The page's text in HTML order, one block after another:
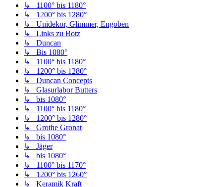
↳ 1100° bis 1180°
↳ 1200° bis 1280°
↳ Unidekor, Glimmer, Engoben
↳ Links zu Botz
↳ Duncan
↳ Bis 1080°
↳ 1100° bis 1180°
↳ 1200° bis 1280°
↳ Duncan Concepts
↳ Glasurlabor Butters
↳ bis 1080°
↳ 1100° bis 1180°
↳ 1200° bis 1280°
↳ Grothe Gronat
↳ bis 1080°
↳ Jäger
↳ bis 1080°
↳ 1100° bis 1170°
↳ 1200° bis 1260°
↳ Keramik Kraft